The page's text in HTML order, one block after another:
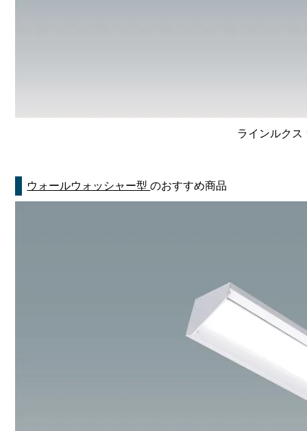
ラインルクス
ウォールウォッシャー型のおすすめ商品